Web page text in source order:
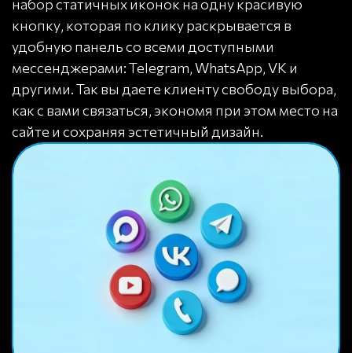
набор статичных иконок на одну красивую
кнопку, которая по клику раскрывается в
удобную панель со всеми доступными
мессенджерами: Telegram, WhatsApp, VK и
другими. Так вы даете клиенту свободу выбора,
как с вами связаться, экономя при этом место на
сайте и сохраняя эстетичный дизайн.